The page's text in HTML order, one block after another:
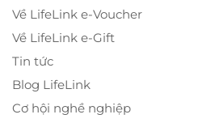
Về LifeLink e-Voucher
Về LifeLink e-Gift
Tin tức
Blog LifeLink
Cơ hội nghề nghiệp